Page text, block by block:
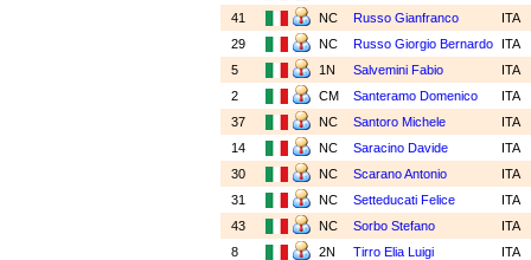
41
NC Russo Gianfranco
ITA
29
NC Russo Giorgio Bernardo
ITA
5
1N Salvemini Fabio
ITA
2
CM Santeramo Domenico
ITA
37
NC Santoro Michele
ITA
14
NC Saracino Davide
ITA
30
NC Scarano Antonio
ITA
31
NC Setteducati Felice
ITA
43
NC Sorbo Stefano
ITA
8
2N Tirro Elia Luigi
ITA